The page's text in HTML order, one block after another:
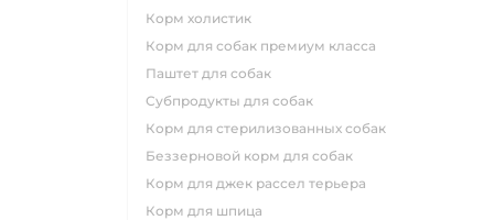
корм холистик
корм для собак премиум класса
паштет для собак
субпродукты для собак
корм для стерилизованных собак
беззерновой корм для собак
корм для джек рассел терьера
корм для шпица